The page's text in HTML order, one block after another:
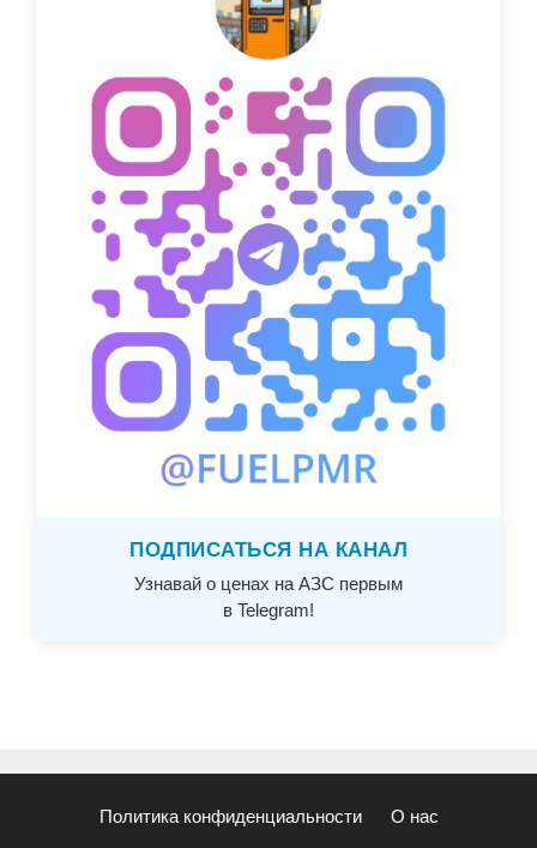
ПОДПИСАТЬСЯ НА КАНАЛ
Узнавай о ценах на АЗС первым
в Telegram!
Политика конфиденциальности О нас